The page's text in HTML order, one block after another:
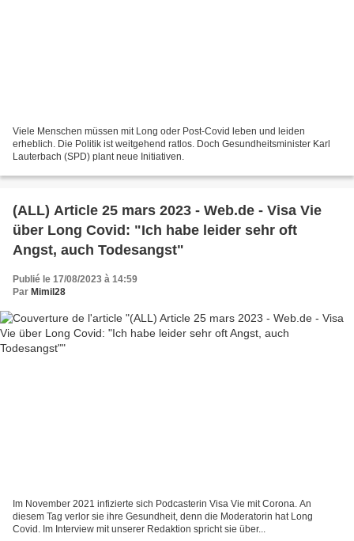
Viele Menschen müssen mit Long oder Post-Covid leben und leiden
erheblich. Die Politik ist weitgehend ratlos. Doch Gesundheitsminister Karl
Lauterbach (SPD) plant neue Initiativen.
(ALL) Article 25 mars 2023 - Web.de - Visa Vie
über Long Covid: "Ich habe leider sehr oft
Angst, auch Todesangst"
Publié le 17/08/2023 à 14:59
Par Mimil28
Im November 2021 infizierte sich Podcasterin Visa Vie mit Corona. An
diesem Tag verlor sie ihre Gesundheit, denn die Moderatorin hat Long
Covid. Im Interview mit unserer Redaktion spricht sie über...